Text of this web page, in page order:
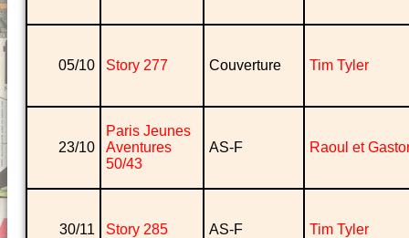
05/10 Story 277 Couverture Tim Tyler
23/10
Paris Jeunes
Aventures
50/43
AS-F Raoul et
30/11 Story 285 AS-F Tim Tyler